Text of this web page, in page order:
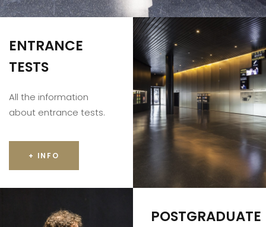
ENTRANCE
TESTS
All the information
about entrance tests.
+ INFO
POSTGRADUATE